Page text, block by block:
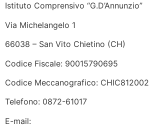
Istituto Comprensivo “G.D’Annunzio”
Via Michelangelo 1
66038 – San Vito Chietino (CH)
Codice Fiscale: 90015790695
Codice Meccanografico: CHIC812002
Telefono: 0872-61017
E-mail: